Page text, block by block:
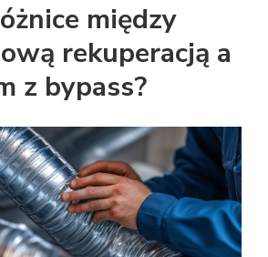
między
rekuperacją a
z bypass?